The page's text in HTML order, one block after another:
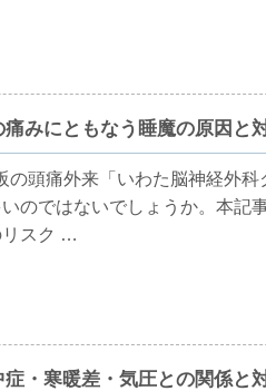
みにともなう睡魔の原因と
の頭痛外来「いわた脳神経外
のではないでしょうか。本記
リスク …
・寒暖差・気圧との関係と